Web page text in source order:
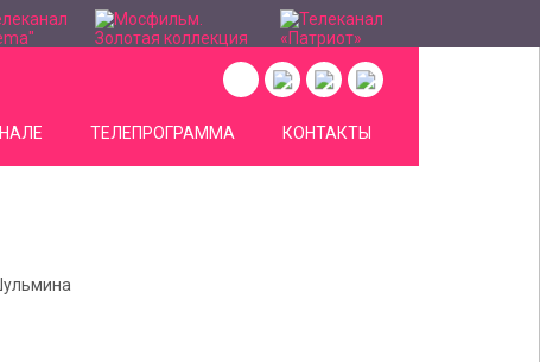
ТЕЛЕПРОГРАММА КОНТАКТЫ